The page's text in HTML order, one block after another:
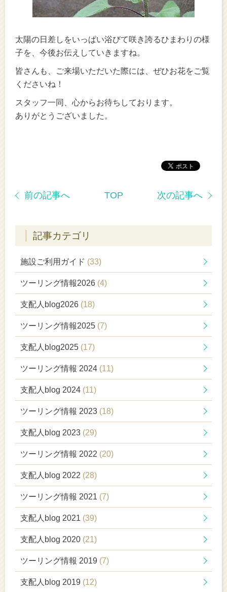
太陽の日差しをいっぱい浴びて咲き誇るひまわりの様
子を、今後お伝えしていきますね。
皆さんも、ご来場いただいた際には、ぜひお花をご覧
くださいね！
スタッフ一同、心からお待ちしております。
ありがとうございました。
前の記事へ TOP 次の記事へ
記事カテゴリ
施設ご利用ガイド (33)
ツーリング情報2026 (4)
支配人blog2026 (18)
ツーリング情報2025 (7)
支配人blog2025 (17)
ツーリング情報 2024 (11)
支配人blog 2024 (11)
ツーリング情報 2023 (18)
支配人blog 2023 (29)
ツーリング情報 2022 (20)
支配人blog 2022 (28)
ツーリング情報 2021 (7)
支配人blog 2021 (39)
支配人blog 2020 (21)
ツーリング情報 2019 (7)
支配人blog 2019 (12)